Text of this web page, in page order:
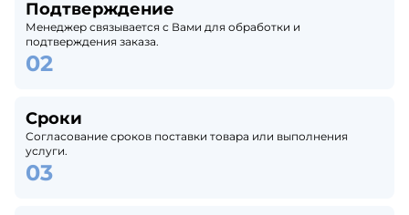
Подтверждение
Менеджер связывается с Вами для обработки и
подтверждения заказа.
Сроки
Согласование сроков поставки товара или выполнения
услуги.